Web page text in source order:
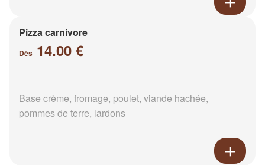
Pizza carnivore
Dès 14.00 €
Base crème, fromage, poulet, viande hachée,
pommes de terre, lardons